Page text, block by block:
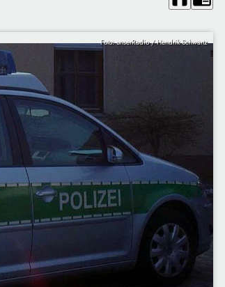
Foto: unserRadio / Hendrik Schwartz